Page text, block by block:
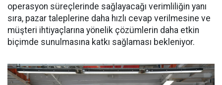
operasyon süreçlerinde sağlayacağı verimliliğin yanı
sıra, pazar taleplerine daha hızlı cevap verilmesine ve
müşteri ihtiyaçlarına yönelik çözümlerin daha etkin
biçimde sunulmasına katkı sağlaması bekleniyor.